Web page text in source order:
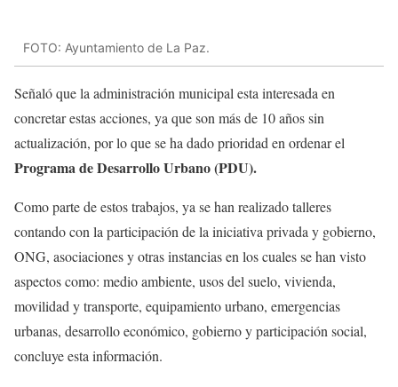
FOTO: Ayuntamiento de La Paz.
Señaló que la administración municipal esta interesada en
concretar estas acciones, ya que son más de 10 años sin
actualización, por lo que se ha dado prioridad en ordenar el
Programa de Desarrollo Urbano (PDU).
Como parte de estos trabajos, ya se han realizado talleres
contando con la participación de la iniciativa privada y gobierno,
ONG, asociaciones y otras instancias en los cuales se han visto
aspectos como: medio ambiente, usos del suelo, vivienda,
movilidad y transporte, equipamiento urbano, emergencias
urbanas, desarrollo económico, gobierno y participación social,
concluye esta información.